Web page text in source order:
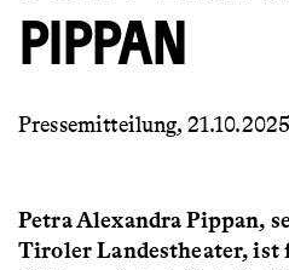
PIPPAN
Pressemitteilung, 21.10.2025
Petra Alexandra Pippan,
Tiroler Landestheater, ist